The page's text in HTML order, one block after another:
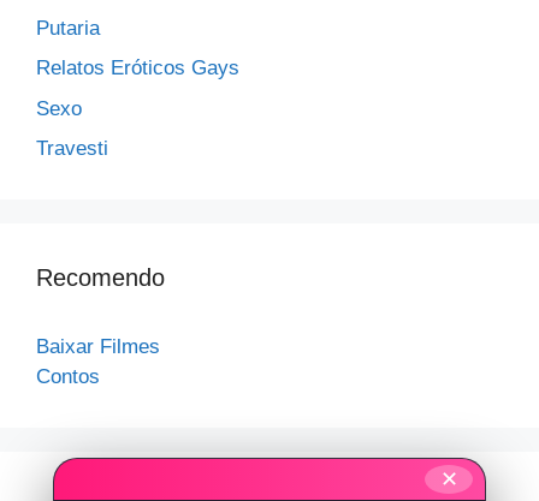
Putaria
Relatos Eróticos Gays
Sexo
Travesti
Recomendo
Baixar Filmes
Contos
✕